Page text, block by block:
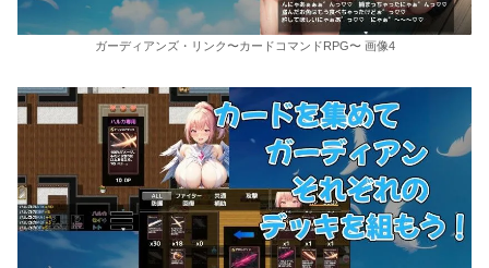
ガーディアンズ・リンク〜カードコマンドRPG〜 画像4